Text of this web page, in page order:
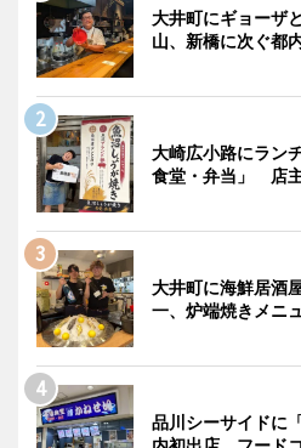
大井町にギョーザ
山、新橋に次ぐ都
大崎広小路にラン
食堂・弁当」 店
大井町に海鮮居
一、炉端焼きメニ
品川シーサイドに